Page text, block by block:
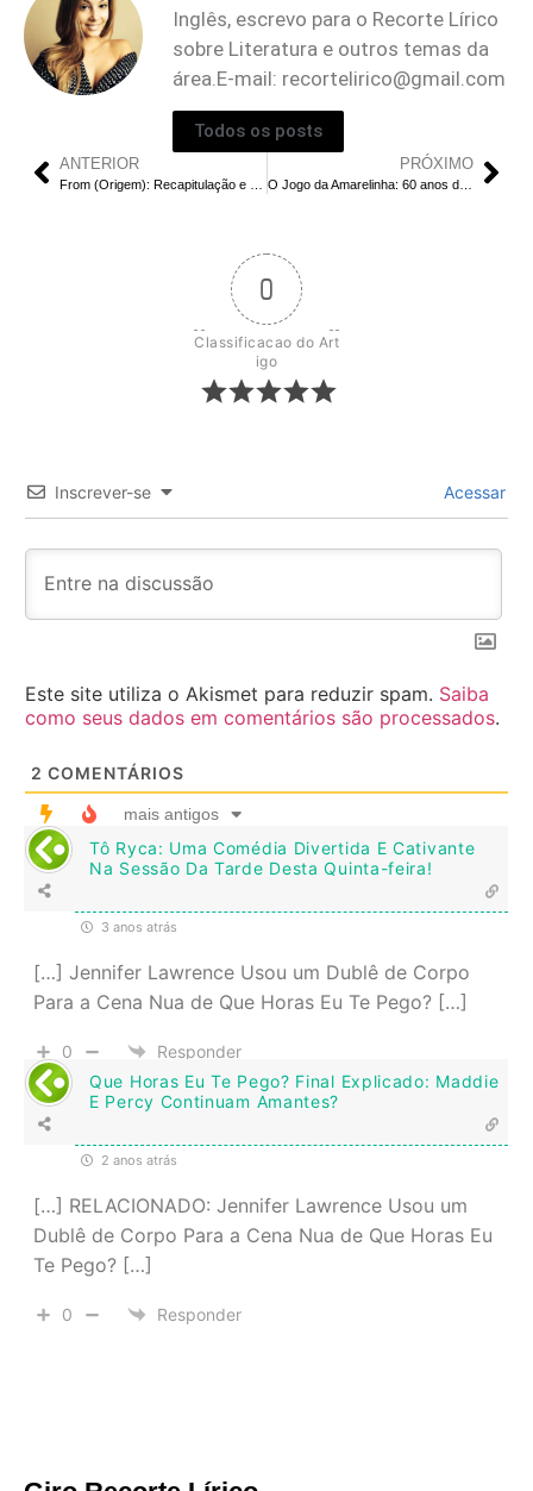
Inglês, escrevo para o Recorte Lírico
sobre Literatura e outros temas da
área.E-mail: recortelirico@gmail.com
Todos os posts
ANTERIOR PRÓXIMO
O Jogo da Amarelinha: 60 anos do maior romance de Julio Cortázar
0
Classificacao do Art
igo
Inscrever-se Acessar
Este site utiliza o Akismet para reduzir spam. Saiba
como seus dados em comentários são processados.
2 COMENTÁRIOS
mais antigos
Tô Ryca: Uma Comédia Divertida E Cativante
Na Sessão Da Tarde Desta Quinta-feira!
3 anos atrás
[…] Jennifer Lawrence Usou um Dublê de Corpo
Para a Cena Nua de Que Horas Eu Te Pego? […]
0
Responder
Que Horas Eu Te Pego? Final Explicado: Maddie
E Percy Continuam Amantes?
2 anos atrás
[…] RELACIONADO: Jennifer Lawrence Usou um
Dublê de Corpo Para a Cena Nua de Que Horas Eu
Te Pego? […]
0 Responder